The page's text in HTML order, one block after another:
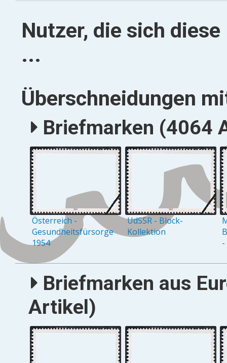
Nutzer, die sich
...
Überschneidungen
Briefmarken (4064
Österreich -
Gesundheitsfürsorge
1954
UdSSR - Block-
Kollektion
Briefmarken aus
Artikel)